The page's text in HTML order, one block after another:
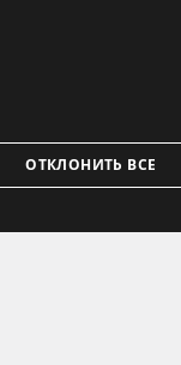
ОТКЛОНИТЬ ВСЕ